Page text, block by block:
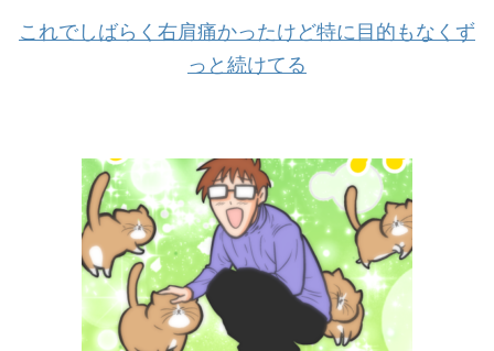
これでしばらく右肩痛かったけど特に目的もなくず
っと続けてる